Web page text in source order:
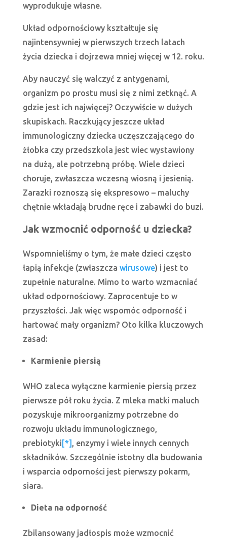
wyprodukuje własne.
Układ odpornościowy kształtuje się
najintensywniej w pierwszych trzech latach
życia dziecka i dojrzewa mniej więcej w 12. roku.
Aby nauczyć się walczyć z antygenami,
organizm po prostu musi się z nimi zetknąć. A
gdzie jest ich najwięcej? Oczywiście w dużych
skupiskach. Raczkujący jeszcze układ
immunologiczny dziecka uczęszczającego do
żłobka czy przedszkola jest wiec wystawiony
na dużą, ale potrzebną próbę. Wiele dzieci
choruje, zwłaszcza wczesną wiosną i jesienią.
Zarazki roznoszą się ekspresowo – maluchy
chętnie wkładają brudne ręce i zabawki do buzi.
Jak wzmocnić odporność u dziecka?
Wspomnieliśmy o tym, że małe dzieci często
łapią infekcje (zwłaszcza wirusowe) i jest to
zupełnie naturalne. Mimo to warto wzmacniać
układ odpornościowy. Zaprocentuje to w
przyszłości. Jak więc wspomóc odporność i
hartować mały organizm? Oto kilka kluczowych
zasad:
Karmienie piersią
WHO zaleca wyłączne karmienie piersią przez
pierwsze pół roku życia. Z mleka matki maluch
pozyskuje mikroorganizmy potrzebne do
rozwoju układu immunologicznego,
prebiotyki [*] , enzymy i wiele innych cennych
składników. Szczególnie istotny dla budowania
i wsparcia odporności jest pierwszy pokarm,
siara.
Dieta na odporność
Zbilansowany jadłospis może wzmocnić